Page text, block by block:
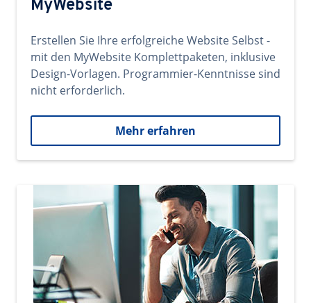
MyWebsite
Erstellen Sie Ihre erfolgreiche Website Selbst -
mit den MyWebsite Komplettpaketen, inklusive
Design-Vorlagen. Programmier-Kenntnisse sind
nicht erforderlich.
Mehr erfahren